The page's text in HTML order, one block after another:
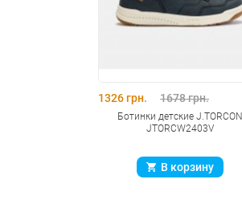
1326 грн. 1678 грн.
Ботинки детские J.TORCON
JTORCW2403V
В корзину